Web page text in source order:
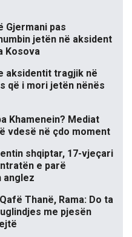
Gjermani pas
jetën në aksident
Kosova
aksidentit tragjik në
që i mori jetën nënës
Khamenein? Mediat
vdesë në çdo moment
shqiptar, 17-vjeçari
e parë
anglez
Thanë, Rama: Do ta
me pjesën